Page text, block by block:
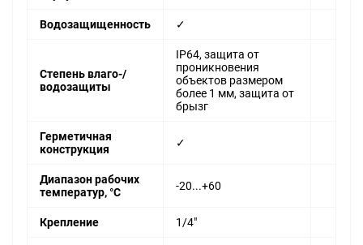
Водозащищенность ✓
Степень влаго-/
водозащиты
IP64, защита от
проникновения
объектов размером
более 1 мм, защита от
брызг
Герметичная
конструкция
✓
Диапазон рабочих
температур, °С
-20...+60
Крепление 1/4"